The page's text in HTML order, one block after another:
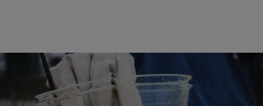
N2